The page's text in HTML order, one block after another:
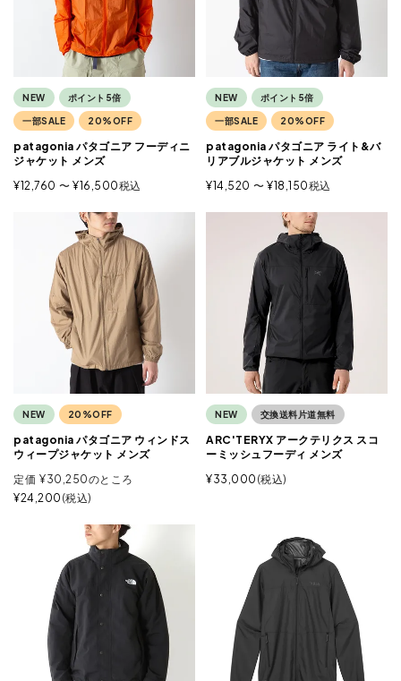
NEW ポイント5倍
一部SALE 20%OFF
patagonia パタゴニア フーディニ
ジャケット メンズ
¥12,760 〜 ¥16,500税込
NEW ポイント5倍
一部SALE 20%OFF
patagonia パタゴニア ライト&バ
リアブルジャケット メンズ
¥14,520 〜 ¥18,150税込
NEW 20%OFF
patagonia パタゴニア ウィンドス
ウィープジャケット メンズ
定価 ¥30,250のところ
¥24,200 税込
NEW 交換送料片道無料
ARC'TERYX アークテリクス スコ
ーミッシュフーディ メンズ
¥33,000 税込